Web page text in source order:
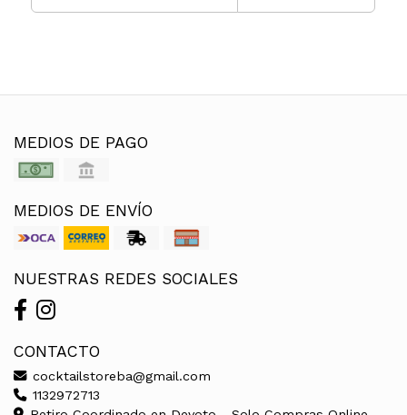
MEDIOS DE PAGO
MEDIOS DE ENVÍO
NUESTRAS REDES SOCIALES
CONTACTO
cocktailstoreba@gmail.com
1132972713